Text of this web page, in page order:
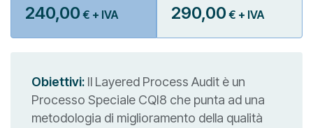
240,00 € + IVA 290,00€ + IVA
Obiettivi: Il Layered Process Audit è un
Processo Speciale CQI8 che punta ad una
metodologia di miglioramento della qualità